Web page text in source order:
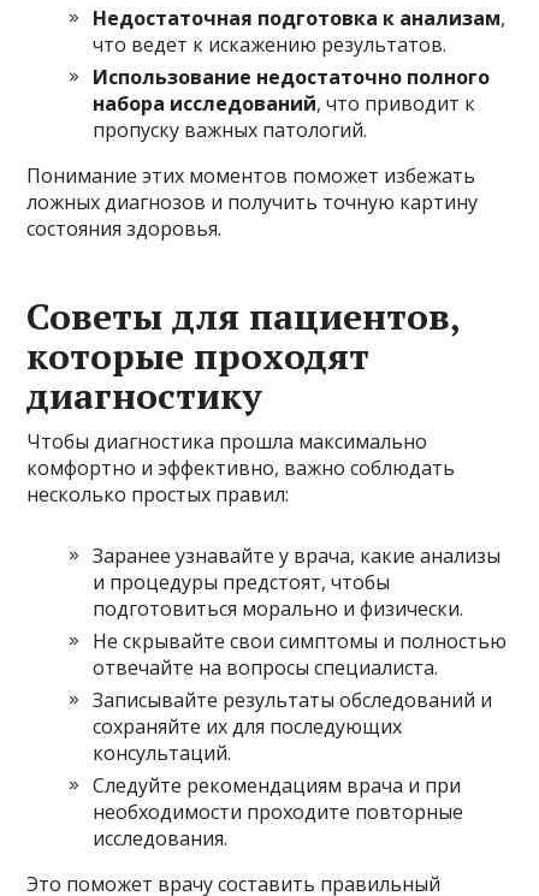
Недостаточная подготовка к анализам,
что ведет к искажению результатов.
Использование недостаточно полного
набора исследований, что приводит к
пропуску важных патологий.
Понимание этих моментов поможет избежать
ложных диагнозов и получить точную картину
состояния здоровья.
Советы для пациентов,
которые проходят
диагностику
Чтобы диагностика прошла максимально
комфортно и эффективно, важно соблюдать
несколько простых правил:
Заранее узнавайте у врача, какие анализы
и процедуры предстоят, чтобы
подготовиться морально и физически.
Не скрывайте свои симптомы и полностью
отвечайте на вопросы специалиста.
Записывайте результаты обследований и
сохраняйте их для последующих
консультаций.
Следуйте рекомендациям врача и при
необходимости проходите повторные
исследования.
Это поможет врачу составить правильный